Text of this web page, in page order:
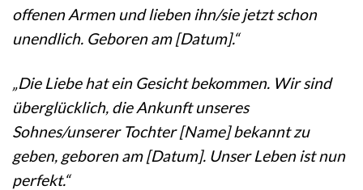
offenen Armen und lieben ihn/sie jetzt schon
unendlich. Geboren am [Datum].“
„Die Liebe hat ein Gesicht bekommen. Wir sind
überglücklich, die Ankunft unseres
Sohnes/unserer Tochter [Name] bekannt zu
geben, geboren am [Datum]. Unser Leben ist nun
perfekt.“